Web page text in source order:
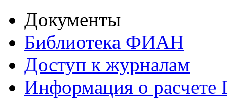
Документы
Библиотека ФИАН
Доступ к журналам
Информация о